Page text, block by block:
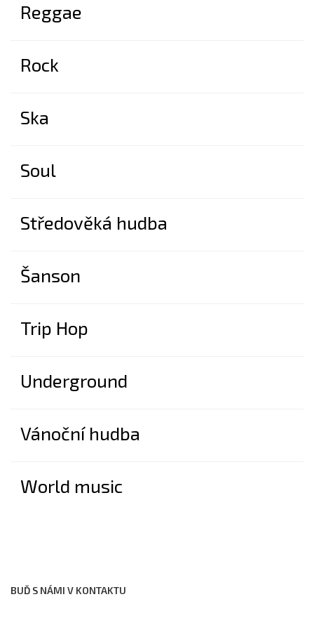
Reggae
Rock
Ska
Soul
Středověká hudba
Šanson
Trip Hop
Underground
Vánoční hudba
World music
BUĎ S NÁMI V KONTAKTU